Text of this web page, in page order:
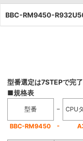
BBC-RM9450-
型番選定は7STEPで完
■規格表
型番 − CPU
BBC-RM9450
-